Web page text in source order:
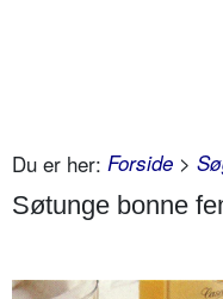
Du er her: Forside >
Søtunge bonne